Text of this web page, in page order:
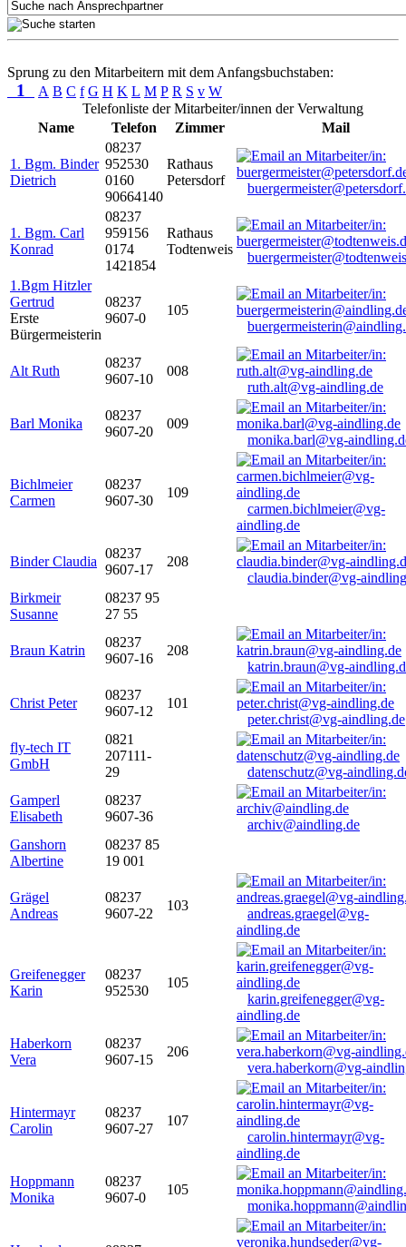
Sprung zu den Mitarbeitern mit dem Anfangsbuchstaben:
1 A B C f G H K L M P R S v W
Telefonliste der Mitarbeiter/innen der Verwaltung
Name
Telefon Zimmer Mail
1. Bgm. Binder
Dietrich
08237
952530
0160
90664140
Rathaus
Petersdorf
1. Bgm. Carl
Konrad
08237
959156
0174
1421854
Rathaus
Todtenweis
1.Bgm Hitzler
Gertrud
Erste
Bürgermeisterin
08237
9607-0
105
Alt Ruth
08237
9607-10
008
ruth.alt@vg-aindling.de
Barl Monika
08237
9607-20
009
monika.barl@vg-
Bichlmeier
Carmen
08237
9607-30
109
carmen.bichlmeier@vg-
aindling.de
Binder Claudia
08237
9607-17
208
claudia.binder@vg-
Birkmeir
Susanne
08237 95
27 55
Braun Katrin
08237
9607-16
208
katrin.braun@vg-
Christ Peter
08237
9607-12
101
peter.christ@vg-aindling.de
fly-tech IT
GmbH
0821
207111-
29
datenschutz@vg-
Gamperl
Elisabeth
08237
9607-36
archiv@aindling.de
Ganshorn
Albertine
08237 85
19 001
Grägel
Andreas
08237
9607-22
103
andreas.graegel@vg-
aindling.de
Greifenegger
Karin
08237
952530
105
karin.greifenegger@vg-
aindling.de
Haberkorn
Vera
08237
9607-15
206
vera.haberkorn@vg-
Hintermayr
Carolin
08237
9607-27
107
carolin.hintermayr@vg-
aindling.de
Hoppmann
Monika
08237
9607-0
105